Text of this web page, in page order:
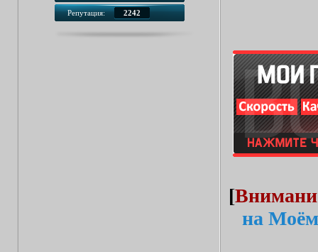
Репутация: 2242
[
на